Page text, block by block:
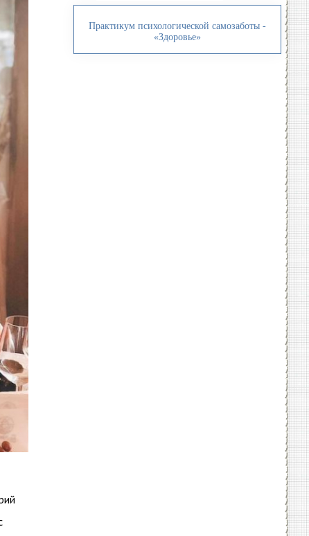
Практикум психологической самозаботы -
«Здоровье»